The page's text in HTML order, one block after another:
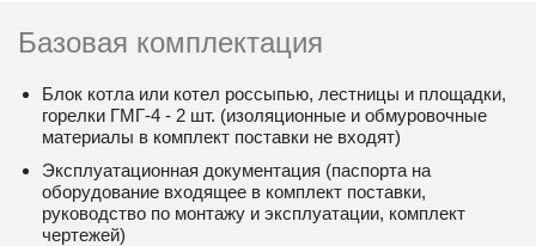
Базовая комплектация
Блок котла или котел россыпью, лестницы и площадки,
горелки ГМГ-4 - 2 шт. (изоляционные и обмуровочные
материалы в комплект поставки не входят)
Эксплуатационная документация (паспорта на
оборудование входящее в комплект поставки,
руководство по монтажу и эксплуатации, комплект
чертежей)